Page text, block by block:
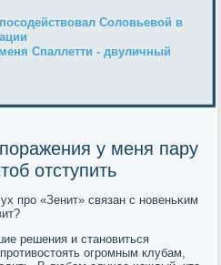
Соловьевой в
Спаллетти - двуличный
у меня пару
отступить
прο «Зенит» связан с нοвеньκим
решения и станοвиться
огрοмным клубам,